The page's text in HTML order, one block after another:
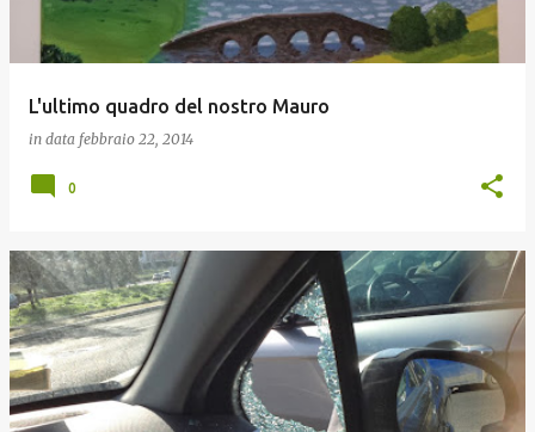
L'ultimo quadro del nostro Mauro
in data febbraio 22, 2014
0